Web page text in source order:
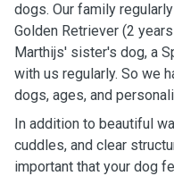
dogs. Our family
Golden Retriever (2
Marthijs' sister's dog, a
with us regularly. So we
dogs, ages, and
In addition to beautiful
cuddles, and clear
important that your dog